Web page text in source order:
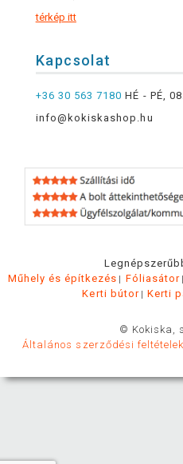
térkép itt
Kapcsolat
+36 30 563 7180 HÉ - PÉ,
info@kokiskashop.hu
Műhely és építkezés
Fóliasátor
Kerti bútor
Kerti
© Kokiska,
Általános szerződési feltételek